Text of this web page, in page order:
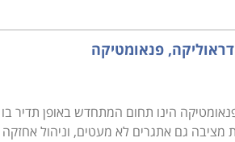
משתנה מקורס לקורס, כאשר
פנאומטיקה
הינו תחום המתחדש באופן תדיר
מציבה גם אתגרים לא מעטים, וניהול